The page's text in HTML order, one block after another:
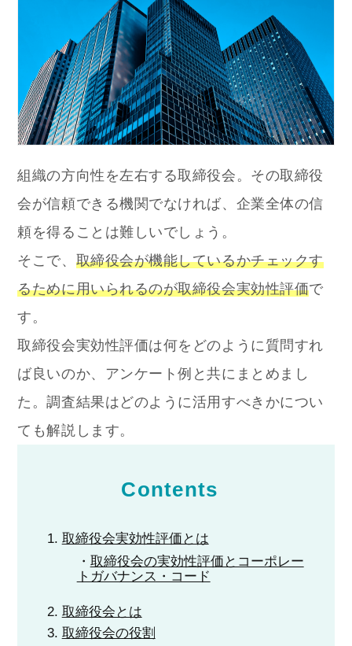
組織の方向性を左右する取締役会。その取締役
会が信頼できる機関でなければ、企業全体の信
頼を得ることは難しいでしょう。
そこで、 取締役会が機能しているかチェックす
るために用いられるのが取締役会実効性評価で
す。
取締役会実効性評価は何をどのように質問すれ
ば良いのか、アンケート例と共にまとめまし
た。調査結果はどのように活用すべきかについ
ても解説します。
Contents
取締役会実効性評価とは
取締役会の実効性評価とコーポレー
トガバナンス・コード
取締役会とは
取締役会の役割